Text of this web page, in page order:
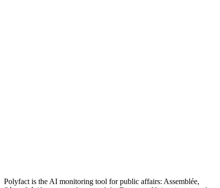
Polyfact is the AI monitoring tool for public affairs: Assemblée,